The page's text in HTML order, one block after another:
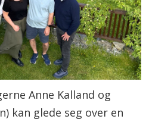
Anne Kalland og
kan glede seg over en